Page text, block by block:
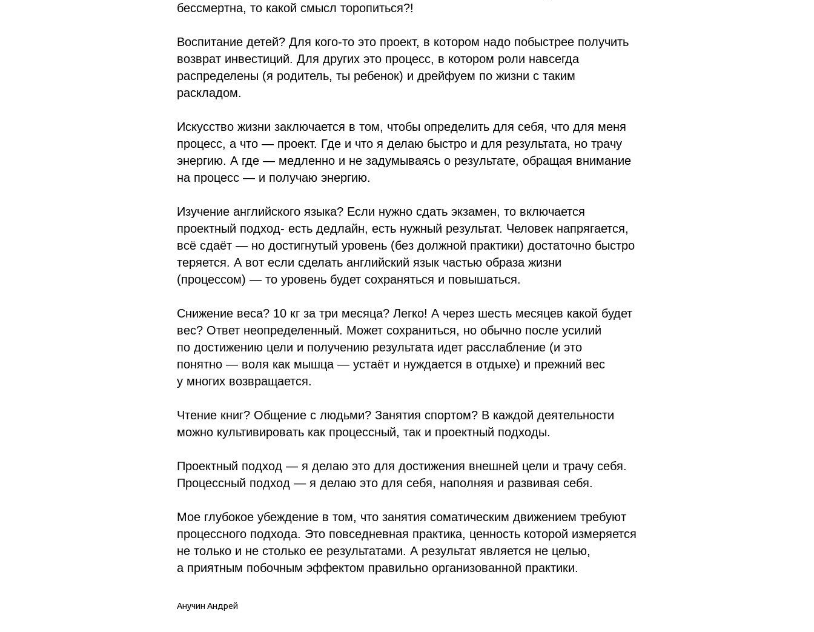
бессмертна, то какой смысл торопиться?!
Воспитание детей? Для кого-то это проект, в котором надо побыстрее получить
возврат инвестиций. Для других это процесс, в котором роли навсегда
распределены (я родитель, ты ребенок) и дрейфуем по жизни с таким
раскладом.
Искусство жизни заключается в том, чтобы определить для себя, что для меня
процесс, а что — проект. Где и что я делаю быстро и для результата, но трачу
энергию. А где — медленно и не задумываясь о результате, обращая внимание
на процесс — и получаю энергию.
Изучение английского языка? Если нужно сдать экзамен, то включается
проектный подход- есть дедлайн, есть нужный результат. Человек напрягается,
всё сдаёт — но достигнутый уровень (без должной практики) достаточно быстро
теряется. А вот если сделать английский язык частью образа жизни
(процессом) — то уровень будет сохраняться и повышаться.
Снижение веса? 10 кг за три месяца? Легко! А через шесть месяцев какой будет
вес? Ответ неопределенный. Может сохраниться, но обычно после усилий
по достижению цели и получению результата идет расслабление (и это
понятно — воля как мышца — устаёт и нуждается в отдыхе) и прежний вес
у многих возвращается.
Чтение книг? Общение с людьми? Занятия спортом? В каждой деятельности
можно культивировать как процессный, так и проектный подходы.
Проектный подход — я делаю это для достижения внешней цели и трачу себя.
Процессный подход — я делаю это для себя, наполняя и развивая себя.
Мое глубокое убеждение в том, что занятия соматическим движением требуют
процессного подхода. Это повседневная практика, ценность которой измеряется
не только и не столько ее результатами. А результат является не целью,
а приятным побочным эффектом правильно организованной практики.
Анучин Андрей